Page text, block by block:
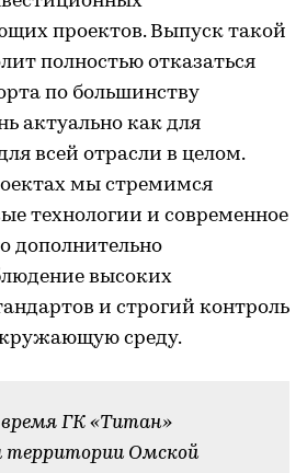
проектов. Выпуск такой
полностью отказаться
по большинству
актуально как для
всей отрасли в целом.
мы стремимся
технологии и современное
дополнительно
высоких
и строгий контроль
среду.
ГК «Титан»
территории Омской